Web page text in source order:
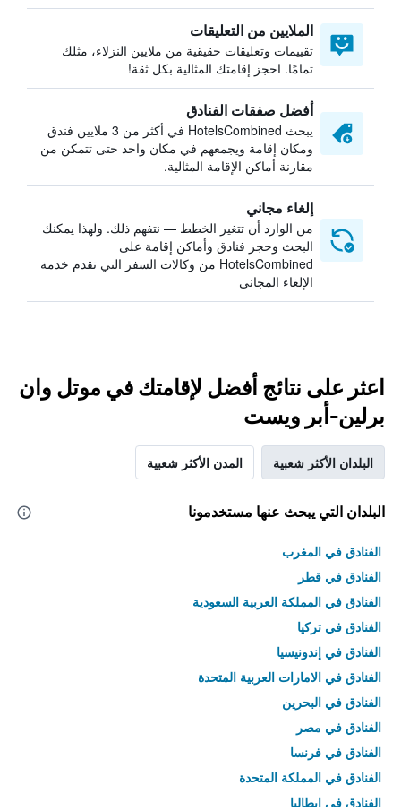
الملايين من التعليقات
تقييمات وتعليقات حقيقية من ملايين النزلاء، مثلك
تمامًا. احجز إقامتك المثالية بكل ثقة!
أفضل صفقات الفنادق
يبحث HotelsCombined في أكثر من 3 ملايين فندق
ومكان إقامة ويجمعهم في مكان واحد حتى تتمكن من
مقارنة أماكن الإقامة المثالية.
إلغاء مجاني
من الوارد أن تتغير الخطط — نتفهم ذلك. ولهذا يمكنك
البحث وحجز فنادق وأماكن إقامة على
HotelsCombined من وكالات السفر التي تقدم خدمة
الإلغاء المجاني
اعثر على نتائج أفضل لإقامتك في موتل وان
برلين-أبر ويست
البلدان الأكثر شعبية المدن الأكثر شعبية
البلدان التي يبحث عنها مستخدمونا
الفنادق في المغرب
الفنادق في قطر
الفنادق في المملكة العربية السعودية
الفنادق في تركيا
الفنادق في إندونيسيا
الفنادق في الامارات العربية المتحدة
الفنادق في البحرين
الفنادق في مصر
الفنادق في فرنسا
الفنادق في المملكة المتحدة
الفنادق في إيطاليا